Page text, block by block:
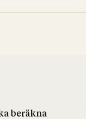
beräkna